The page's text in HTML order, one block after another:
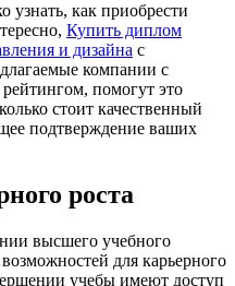
узнать, как приобрести
Купить диплом
и дизайна с
компании с
помогут это
стоит качественный
подтверждение ваших
роста
высшего учебного
для карьерного
учебы имеют доступ